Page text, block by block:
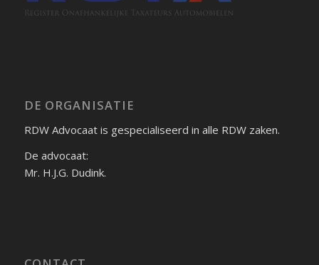
DE ORGANISATIE
RDW Advocaat is gespecialiseerd in alle RDW zaken.
De advocaat:
Mr. H.J.G. Dudink.